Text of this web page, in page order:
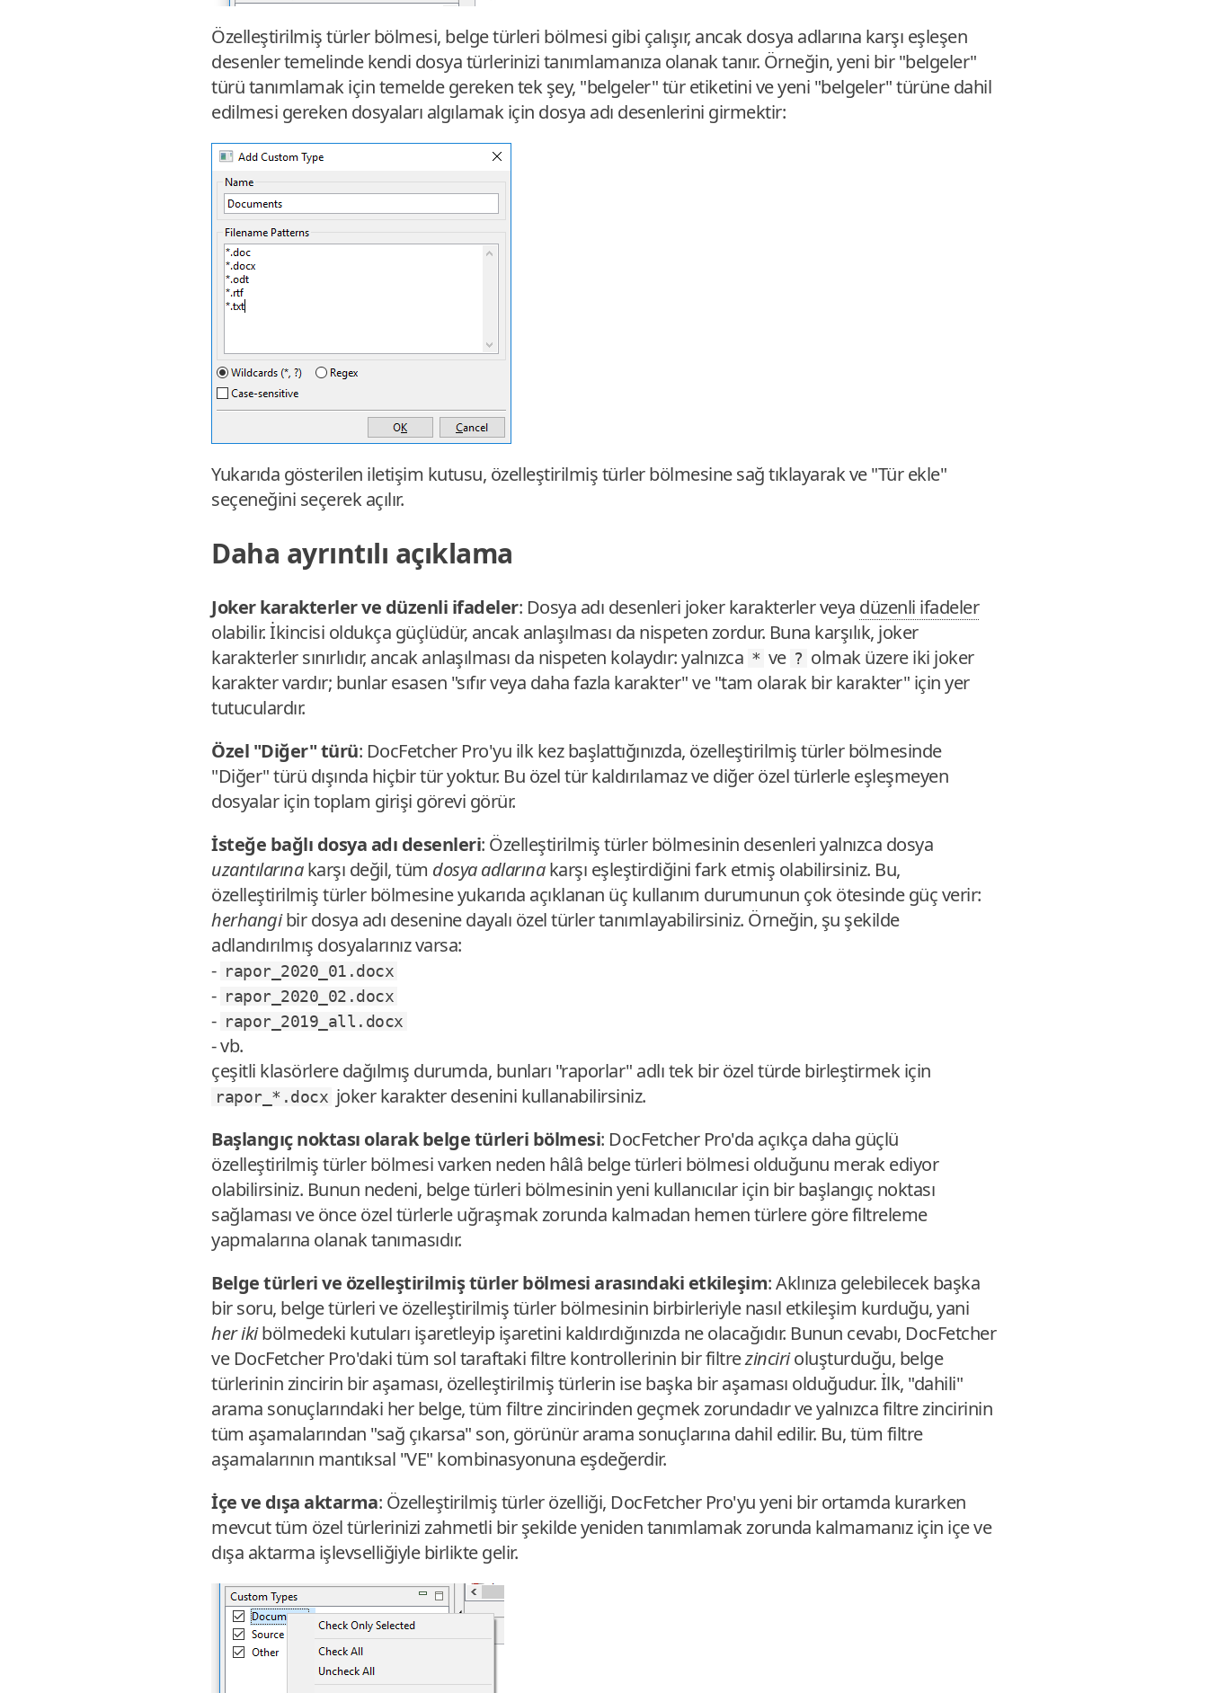
Özelleştirilmiş türler bölmesi, belge türleri bölmesi gibi çalışır, ancak dosya adlarına karşı eşleşen
desenler temelinde kendi dosya türlerinizi tanımlamanıza olanak tanır. Örneğin, yeni bir "belgeler"
türü tanımlamak için temelde gereken tek şey, "belgeler" tür etiketini ve yeni "belgeler" türüne dahil
edilmesi gereken dosyaları algılamak için dosya adı desenlerini girmektir:
Yukarıda gösterilen iletişim kutusu, özelleştirilmiş türler bölmesine sağ tıklayarak ve "Tür ekle"
seçeneğini seçerek açılır.
Daha ayrıntılı açıklama
Joker karakterler ve düzenli ifadeler: Dosya adı desenleri joker karakterler veya düzenli ifadeler
olabilir. İkincisi oldukça güçlüdür, ancak anlaşılması da nispeten zordur. Buna karşılık, joker
karakterler sınırlıdır, ancak anlaşılması da nispeten kolaydır: yalnızca * ve ? olmak üzere iki joker
karakter vardır; bunlar esasen "sıfır veya daha fazla karakter" ve "tam olarak bir karakter" için yer
tutuculardır.
Özel "Diğer" türü: DocFetcher Pro'yu ilk kez başlattığınızda, özelleştirilmiş türler bölmesinde
"Diğer" türü dışında hiçbir tür yoktur. Bu özel tür kaldırılamaz ve diğer özel türlerle eşleşmeyen
dosyalar için toplam girişi görevi görür.
İsteğe bağlı dosya adı desenleri: Özelleştirilmiş türler bölmesinin desenleri yalnızca dosya
uzantılarınakarşı değil, tüm dosya adlarınakarşı eşleştirdiğini fark etmiş olabilirsiniz. Bu,
özelleştirilmiş türler bölmesine yukarıda açıklanan üç kullanım durumunun çok ötesinde güç verir:
herhangibir dosya adı desenine dayalı özel türler tanımlayabilirsiniz. Örneğin, şu şekilde
adlandırılmış dosyalarınız varsa:
- rapor_2020_01.docx
- rapor_2020_02.docx
- rapor_2019_all.docx
- vb.
çeşitli klasörlere dağılmış durumda, bunları "raporlar" adlı tek bir özel türde birleştirmek için
rapor_*.docx joker karakter desenini kullanabilirsiniz.
Başlangıç noktası olarak belge türleri bölmesi: DocFetcher Pro'da açıkça daha güçlü
özelleştirilmiş türler bölmesi varken neden hâlâ belge türleri bölmesi olduğunu merak ediyor
olabilirsiniz. Bunun nedeni, belge türleri bölmesinin yeni kullanıcılar için bir başlangıç noktası
sağlaması ve önce özel türlerle uğraşmak zorunda kalmadan hemen türlere göre filtreleme
yapmalarına olanak tanımasıdır.
Belge türleri ve özelleştirilmiş türler bölmesi arasındaki etkileşim: Aklınıza gelebilecek başka
bir soru, belge türleri ve özelleştirilmiş türler bölmesinin birbirleriyle nasıl etkileşim kurduğu, yani
her ikibölmedeki kutuları işaretleyip işaretini kaldırdığınızda ne olacağıdır. Bunun cevabı, DocFetcher
ve DocFetcher Pro'daki tüm sol taraftaki filtre kontrollerinin bir filtrezincirioluşturduğu, belge
türlerinin zincirin bir aşaması, özelleştirilmiş türlerin ise başka bir aşaması olduğudur. İlk, "dahili"
arama sonuçlarındaki her belge, tüm filtre zincirinden geçmek zorundadır ve yalnızca filtre zincirinin
tüm aşamalarından "sağ çıkarsa" son, görünür arama sonuçlarına dahil edilir. Bu, tüm filtre
aşamalarının mantıksal "VE" kombinasyonuna eşdeğerdir.
İçe ve dışa aktarma: Özelleştirilmiş türler özelliği, DocFetcher Pro'yu yeni bir ortamda kurarken
mevcut tüm özel türlerinizi zahmetli bir şekilde yeniden tanımlamak zorunda kalmamanız için içe ve
dışa aktarma işlevselliğiyle birlikte gelir.